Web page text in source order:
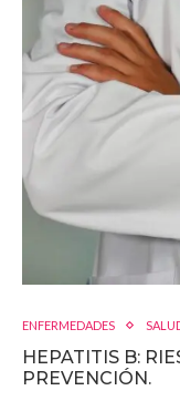
ENFERMEDADES
HEPATITIS B:
PREVENCIÓN.